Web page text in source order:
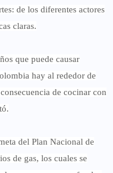
de los diferentes actores
claras.
que puede causar
hay al rededor de
de cocinar con
del Plan Nacional de
de gas, los cuales se